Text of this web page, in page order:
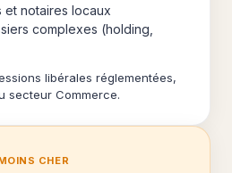
notaires locaux
complexes (holding,
libérales réglementées,
secteur Commerce.
CHER